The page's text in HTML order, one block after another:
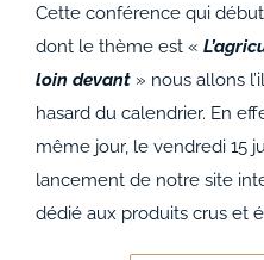
Cette conférence qui
dont le thème est «
loin devant » nous allons
hasard du calendrier. En
même jour, le vendredi 15
lancement de notre site
dédié aux produits crus et